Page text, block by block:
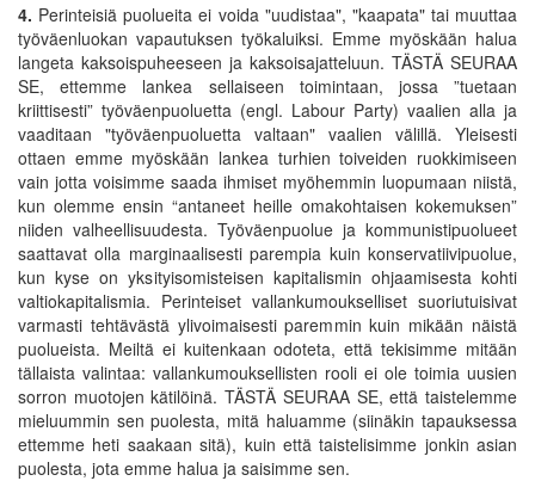
4. Perinteisiä puolueita ei voida "uudistaa", "kaapata" tai muuttaa
työväenluokan vapautuksen työkaluiksi. Emme myöskään halua
langeta kaksoispuheeseen ja kaksoisajatteluun. TÄSTÄ SEURAA
SE, ettemme lankea sellaiseen toimintaan, jossa ”tuetaan
kriittisesti” työväenpuoluetta (engl. Labour Party) vaalien alla ja
vaaditaan "työväenpuoluetta valtaan" vaalien välillä. Yleisesti
ottaen emme myöskään lankea turhien toiveiden ruokkimiseen
vain jotta voisimme saada ihmiset myöhemmin luopumaan niistä,
kun olemme ensin “antaneet heille omakohtaisen kokemuksen”
niiden valheellisuudesta. Työväenpuolue ja kommunistipuolueet
saattavat olla marginaalisesti parempia kuin konservatiivipuolue,
kun kyse on yksityisomisteisen kapitalismin ohjaamisesta kohti
valtiokapitalismia. Perinteiset vallankumoukselliset suoriutuisivat
varmasti tehtävästä ylivoimaisesti paremmin kuin mikään näistä
puolueista. Meiltä ei kuitenkaan odoteta, että tekisimme mitään
tällaista valintaa: vallankumouksellisten rooli ei ole toimia uusien
sorron muotojen kätilöinä. TÄSTÄ SEURAA SE, että taistelemme
mieluummin sen puolesta, mitä haluamme (siinäkin tapauksessa
ettemme heti saakaan sitä), kuin että taistelisimme jonkin asian
puolesta, jota emme halua ja saisimme sen.